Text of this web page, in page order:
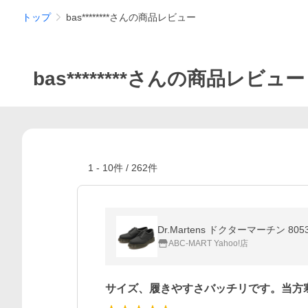
トップ bas********さんの商品レビュー
bas********さんの商品レビュー
1 - 10件 / 262件
Dr.Martens ドクターマーチン
ABC-MART Yahoo!店
サイズ、履きやすさバッチリです。当